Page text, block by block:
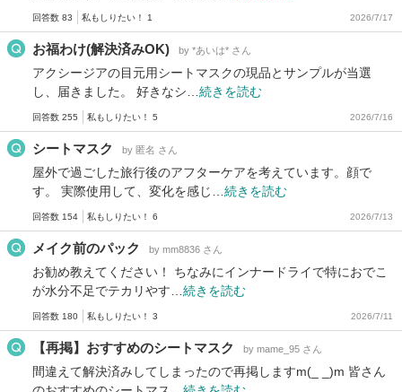
回答数 83 私もしりたい！ 1 2026/7/17
お福わけ(解決済みOK) by *あいは* さん
アクシージアの目元用シートマスクの現品とサンプルが当選
し、届きました。 好きなシ… 続きを読む
回答数 255 私もしりたい！ 5 2026/7/16
シートマスク by 匿名 さん
屋外で過ごした旅行後のアフターケアを考えています。顔で
す。 実際使用して、変化を感じ… 続きを読む
回答数 154 私もしりたい！ 6 2026/7/13
メイク前のパック by mm8836 さん
お勧め教えてください！ ちなみにインナードライで特におでこ
が水分不足でテカリやす… 続きを読む
回答数 180 私もしりたい！ 3 2026/7/11
【再掲】おすすめのシートマスク by mame_95 さん
間違えて解決済みしてしまったので再掲しますm(_ _)m 皆さん